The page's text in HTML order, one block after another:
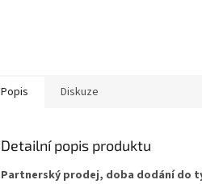
Popis Diskuze
Detailní popis produktu
Partnerský prodej, doba dodání do